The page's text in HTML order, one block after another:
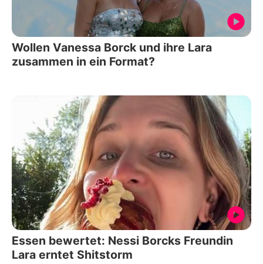
Wollen Vanessa Borck und ihre Lara
zusammen in ein Format?
Essen bewertet: Nessi Borcks Freundin
Lara erntet Shitstorm